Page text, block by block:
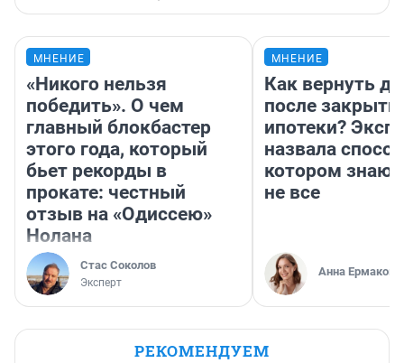
МНЕНИЕ
«Никого нельзя
победить». О чем
главный блокбастер
этого года, который
бьет рекорды в
прокате: честный
отзыв на «Одиссею»
Нолана
Стас Соколов
Эксперт
МНЕНИЕ
Как вернуть
после
ипотеки?
назвала
котором
не все
Анна Ермакова
РЕКОМЕНДУЕМ